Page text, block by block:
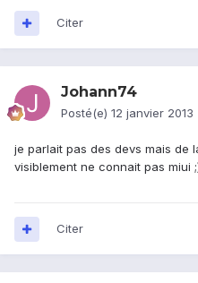
Citer
Johann74
Posté(e) 12 janvier 2013
je parlait pas des devs mais de
visiblement ne connait pas miui
Citer